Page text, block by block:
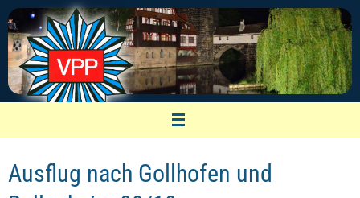
Zum
Inhalt
springen
Vereinigung pensionierter Polizeibeamter
Ausflug nach Gollhofen und